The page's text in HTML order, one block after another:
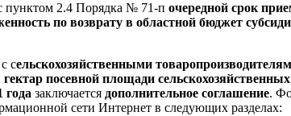
пунктом 2.4 Порядка № 71-п очередной срок
по возврату в областной бюджет
сельскохозяйственными
посевной площади
года заключается дополнительное соглашение.
сети Интернет в следующих разделах: